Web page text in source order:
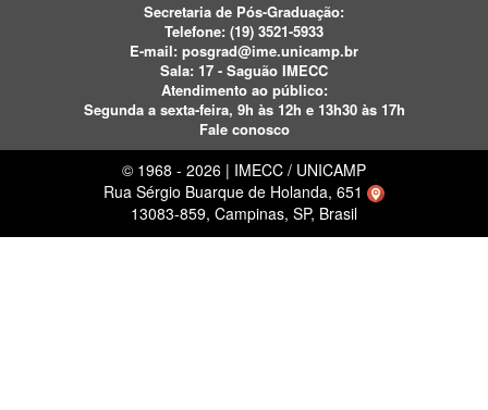
Secretaria de Pós-Graduação:
Telefone: (19) 3521-5933
E-mail: posgrad@ime.unicamp.br
Sala: 17 - Saguão IMECC
Atendimento ao público:
Segunda a sexta-feira, 9h às 12h e 13h30 às 17h
Fale conosco
© 1968 - 2026 | IMECC / UNICAMP
Rua Sérgio Buarque de Holanda, 651
13083-859, Campinas, SP, Brasil